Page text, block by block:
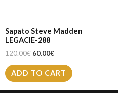
Sapato Steve Madden
LEGACIE-288
120.00€ 60.00€
ADD TO CART